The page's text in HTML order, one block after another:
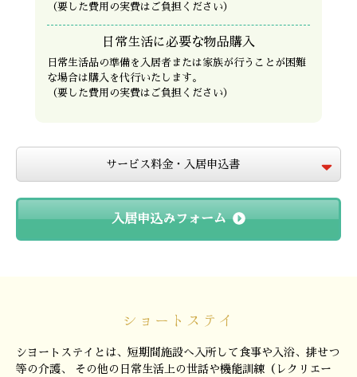
（要した費用の実費はご負担ください）
日常生活に必要な物品購入
日常生活品の準備を入居者または家族が行うことが困難
な場合は購入を代行いたします。
（要した費用の実費はご負担ください）
サービス料金・入居申込書
入居申込みフォーム
ショートステイ
シヨートステイとは、短期間施設へ入所して食事や入浴、排せつ
等の介護、
その他の日常生活上の世話や機能訓練（レクリエー